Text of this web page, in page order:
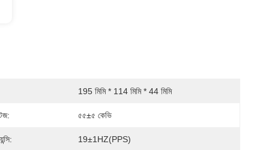
195 মিমি * 114 মিমি * 44 মিমি
৫৫±৫ কেভি
19±1HZ(PPS)